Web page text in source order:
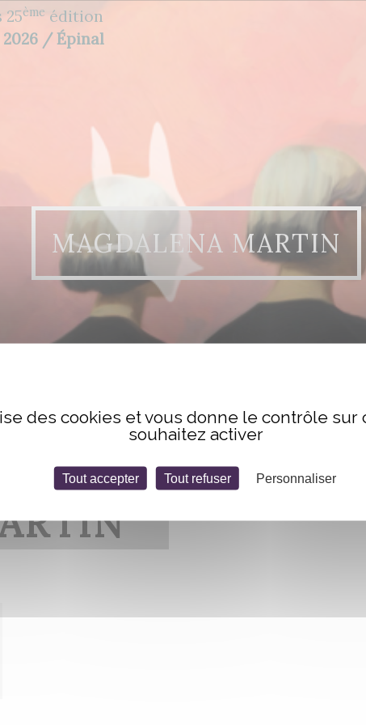
25ème édition
2026 / Épinal
MAGDALENA MARTIN
des cookies et vous donne le contrôle sur
souhaitez activer
Tout accepter Tout refuser Personnaliser